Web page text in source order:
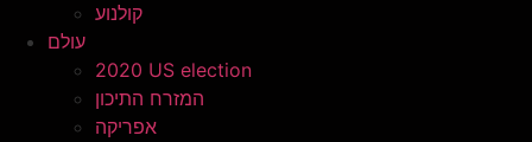
קולנוע
עולם
2020 US election
המזרח התיכון
אפריקה